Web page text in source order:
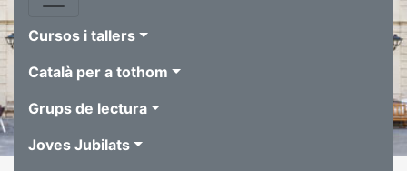
Cursos i tallers
Català per a tothom
Grups de lectura
Joves Jubilats